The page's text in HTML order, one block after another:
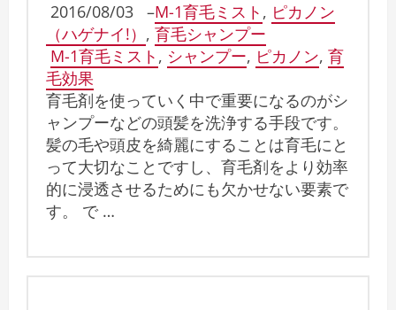
2016/08/03 –M-1育毛ミスト , ピカノン
（ハゲナイ!） , 育毛シャンプー
M-1育毛ミスト , シャンプー, ピカノン, 育
毛効果
育毛剤を使っていく中で重要になるのがシ
ャンプーなどの頭髪を洗浄する手段です。
髪の毛や頭皮を綺麗にすることは育毛にと
って大切なことですし、育毛剤をより効率
的に浸透させるためにも欠かせない要素で
す。 で …